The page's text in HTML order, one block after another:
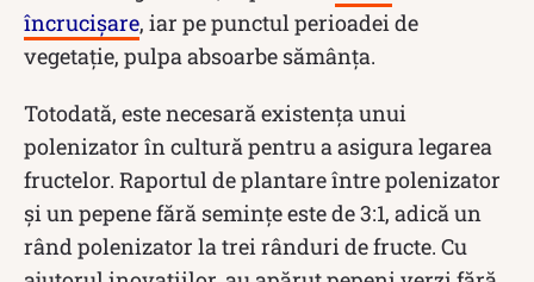
încrucișare, iar pe punctul perioadei de
vegetație, pulpa absoarbe sămânța.
Totodată, este necesară existența unui
polenizator în cultură pentru a asigura legarea
fructelor. Raportul de plantare între polenizator
și un pepene fără semințe este de 3:1, adică un
rând polenizator la trei rânduri de fructe. Cu